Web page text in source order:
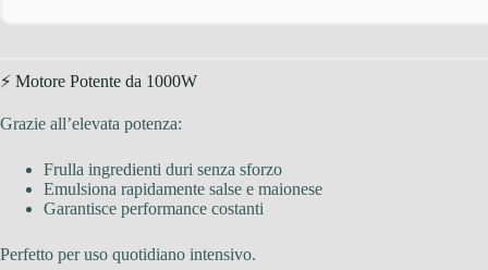
⚡ Motore Potente da 1000W
Grazie all’elevata potenza:
Frulla ingredienti duri senza sforzo
Emulsiona rapidamente salse e maionese
Garantisce performance costanti
Perfetto per uso quotidiano intensivo.